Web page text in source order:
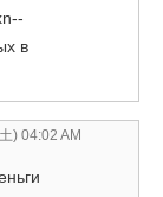
в
) 04:02 AM